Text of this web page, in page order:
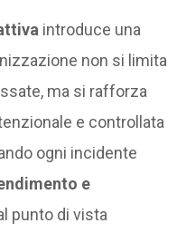
introduce una
non si limita
ma si rafforza
e controllata
ogni incidente
e
punto di vista